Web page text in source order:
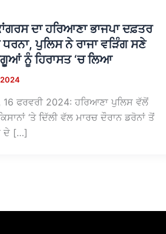
ਦਾ ਹਰਿਆਣਾ ਭਾਜਪਾ ਦਫ਼ਤਰ
ਧਰਨਾ, ਪੁਲਿਸ ਨੇ ਰਾਜਾ ਵੜਿੰਗ ਸਣੇ
ਨੂੰ ਹਿਰਾਸਤ ‘ਚ ਲਿਆ
2024
16 ਫਰਵਰੀ 2024: ਹਰਿਆਣਾ ਪੁਲਿਸ ਵੱਲੋਂ
‘ਤੇ ਦਿੱਲੀ ਵੱਲ ਮਾਰਚ ਦੌਰਾਨ ਡਰੋਨਾਂ ਤੋਂ
ਦੇ […]